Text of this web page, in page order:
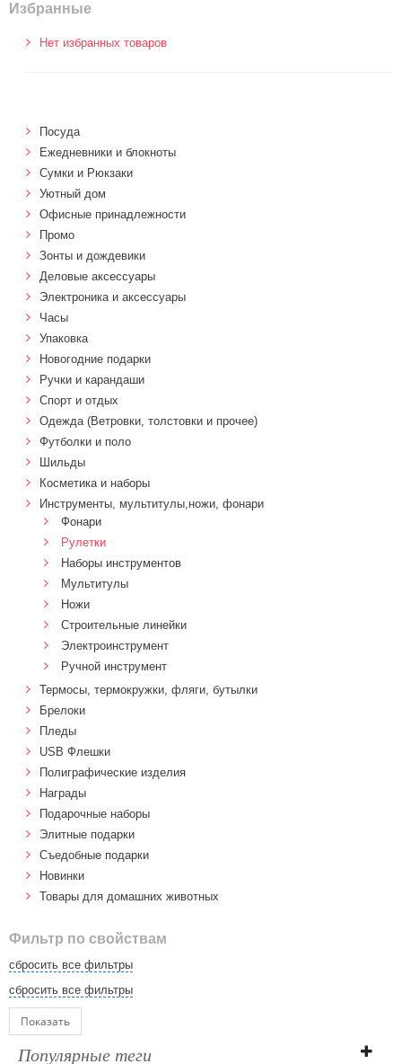
Избранные
Нет избранных товаров
Посуда
Ежедневники и блокноты
Сумки и Рюкзаки
Уютный дом
Офисные принадлежности
Промо
Зонты и дождевики
Деловые аксессуары
Электроника и аксессуары
Часы
Упаковка
Новогодние подарки
Ручки и карандаши
Спорт и отдых
Одежда (Ветровки, толстовки и прочее)
Футболки и поло
Шильды
Косметика и наборы
Инструменты, мультитулы,ножи, фонари
Фонари
Рулетки
Наборы инструментов
Мультитулы
Ножи
Строительные линейки
Электроинструмент
Ручной инструмент
Термосы, термокружки, фляги, бутылки
Брелоки
Пледы
USB Флешки
Полиграфические изделия
Награды
Подарочные наборы
Элитные подарки
Cъедобные подарки
Новинки
Товары для домашних животных
Фильтр по свойствам
сбросить все фильтры
сбросить все фильтры
Показать
Популярные теги